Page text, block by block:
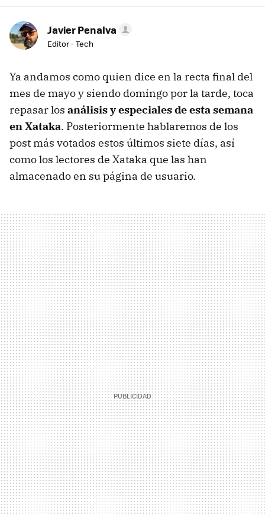
Javier Penalva
Editor - Tech
Ya andamos como quien dice en la recta final del
mes de mayo y siendo domingo por la tarde, toca
repasar los análisis y especiales de esta semana
en Xataka. Posteriormente hablaremos de los
post más votados estos últimos siete días, así
como los lectores de Xataka que las han
almacenado en su página de usuario.